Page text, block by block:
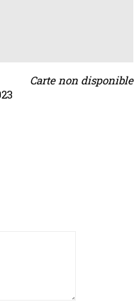
Carte non disponible